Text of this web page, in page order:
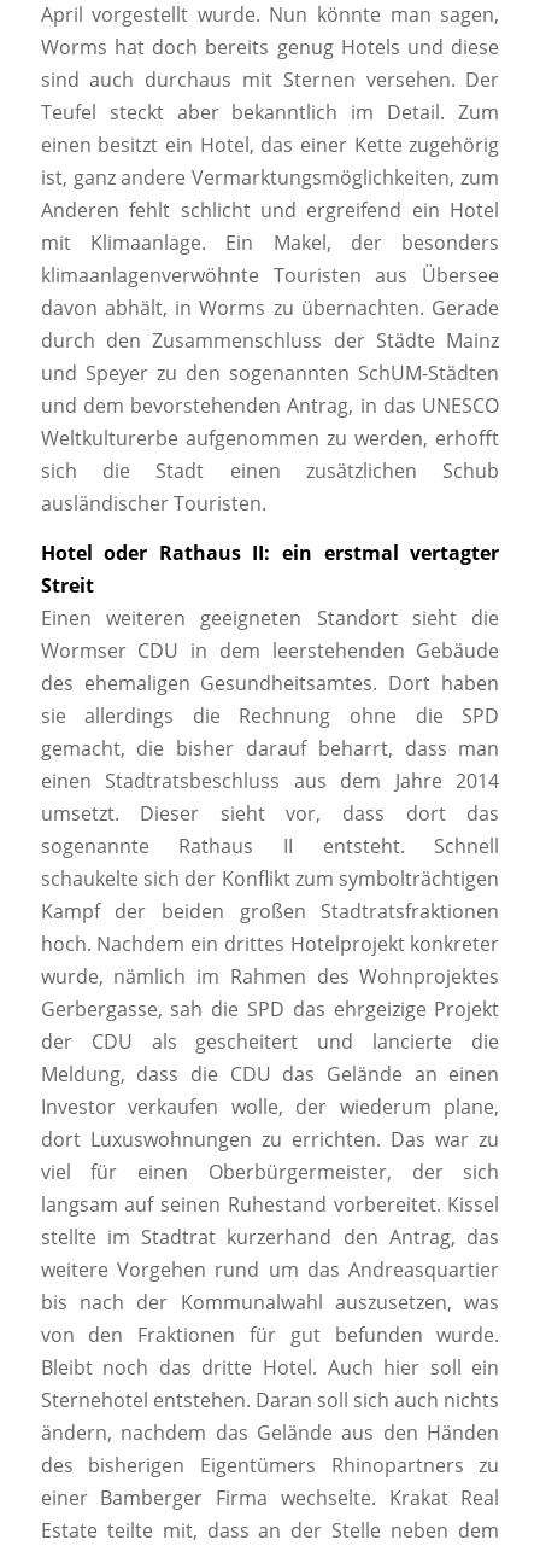
April vorgestellt wurde. Nun könnte man sagen,
Worms hat doch bereits genug Hotels und diese
sind auch durchaus mit Sternen versehen. Der
Teufel steckt aber bekanntlich im Detail. Zum
einen besitzt ein Hotel, das einer Kette zugehörig
ist, ganz andere Vermarktungsmöglichkeiten, zum
Anderen fehlt schlicht und ergreifend ein Hotel
mit Klimaanlage. Ein Makel, der besonders
klimaanlagenverwöhnte Touristen aus Übersee
davon abhält, in Worms zu übernachten. Gerade
durch den Zusammenschluss der Städte Mainz
und Speyer zu den sogenannten SchUM-Städten
und dem bevorstehenden Antrag, in das UNESCO
Weltkulturerbe aufgenommen zu werden, erhofft
sich die Stadt einen zusätzlichen Schub
ausländischer Touristen.
Hotel oder Rathaus II: ein erstmal vertagter
Streit
Einen weiteren geeigneten Standort sieht die
Wormser CDU in dem leerstehenden Gebäude
des ehemaligen Gesundheitsamtes. Dort haben
sie allerdings die Rechnung ohne die SPD
gemacht, die bisher darauf beharrt, dass man
einen Stadtratsbeschluss aus dem Jahre 2014
umsetzt. Dieser sieht vor, dass dort das
sogenannte Rathaus II entsteht. Schnell
schaukelte sich der Konflikt zum symbolträchtigen
Kampf der beiden großen Stadtratsfraktionen
hoch. Nachdem ein drittes Hotelprojekt konkreter
wurde, nämlich im Rahmen des Wohnprojektes
Gerbergasse, sah die SPD das ehrgeizige Projekt
der CDU als gescheitert und lancierte die
Meldung, dass die CDU das Gelände an einen
Investor verkaufen wolle, der wiederum plane,
dort Luxuswohnungen zu errichten. Das war zu
viel für einen Oberbürgermeister, der sich
langsam auf seinen Ruhestand vorbereitet. Kissel
stellte im Stadtrat kurzerhand den Antrag, das
weitere Vorgehen rund um das Andreasquartier
bis nach der Kommunalwahl auszusetzen, was
von den Fraktionen für gut befunden wurde.
Bleibt noch das dritte Hotel. Auch hier soll ein
Sternehotel entstehen. Daran soll sich auch nichts
ändern, nachdem das Gelände aus den Händen
des bisherigen Eigentümers Rhinopartners zu
einer Bamberger Firma wechselte. Krakat Real
Estate teilte mit, dass an der Stelle neben dem